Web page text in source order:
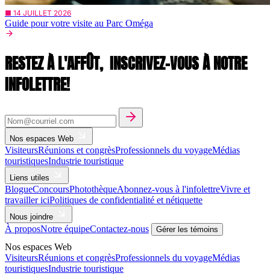
■ 14 JUILLET 2026
Guide pour votre visite au Parc Oméga
RESTEZ À L'AFFÛT, INSCRIVEZ-VOUS À NOTRE
INFOLETTRE!
Nos espaces Web
VisiteursRéunions et congrèsProfessionnels du voyageMédias
touristiquesIndustrie touristique
Liens utiles
BlogueConcoursPhotothèqueAbonnez-vous à l'infolettreVivre et
travailler iciPolitiques de confidentialité et nétiquette
Nous joindre
À proposNotre équipeContactez-nous Gérer les témoins
Nos espaces Web
VisiteursRéunions et congrèsProfessionnels du voyageMédias
touristiquesIndustrie touristique